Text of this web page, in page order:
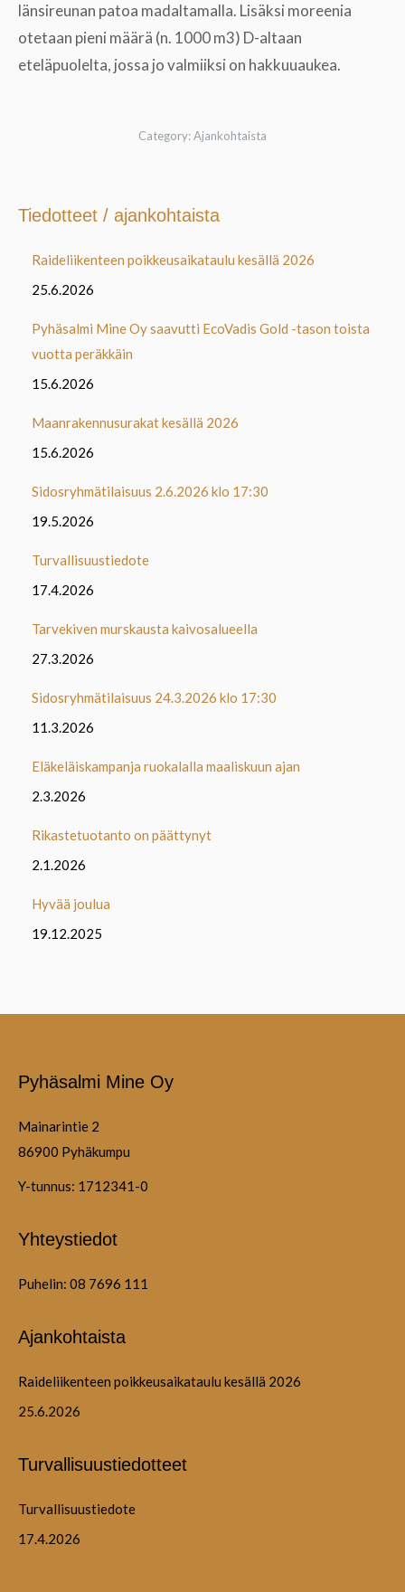
länsireunan patoa madaltamalla. Lisäksi moreenia
otetaan pieni määrä (n. 1000 m3) D-altaan
eteläpuolelta, jossa jo valmiiksi on hakkuuaukea.
Category:Ajankohtaista
Tiedotteet / ajankohtaista
Raideliikenteen poikkeusaikataulu kesällä 2026
25.6.2026
Pyhäsalmi Mine Oy saavutti EcoVadis Gold -tason toista
vuotta peräkkäin
15.6.2026
Maanrakennusurakat kesällä 2026
15.6.2026
Sidosryhmätilaisuus 2.6.2026 klo 17:30
19.5.2026
Turvallisuustiedote
17.4.2026
Tarvekiven murskausta kaivosalueella
27.3.2026
Sidosryhmätilaisuus 24.3.2026 klo 17:30
11.3.2026
Eläkeläiskampanja ruokalalla maaliskuun ajan
2.3.2026
Rikastetuotanto on päättynyt
2.1.2026
Hyvää joulua
19.12.2025
Pyhäsalmi Mine Oy
Mainarintie 2
86900 Pyhäkumpu
Y-tunnus: 1712341-0
Yhteystiedot
Puhelin: 08 7696 111
Ajankohtaista
Raideliikenteen poikkeusaikataulu kesällä 2026
25.6.2026
Turvallisuustiedotteet
Turvallisuustiedote
17.4.2026